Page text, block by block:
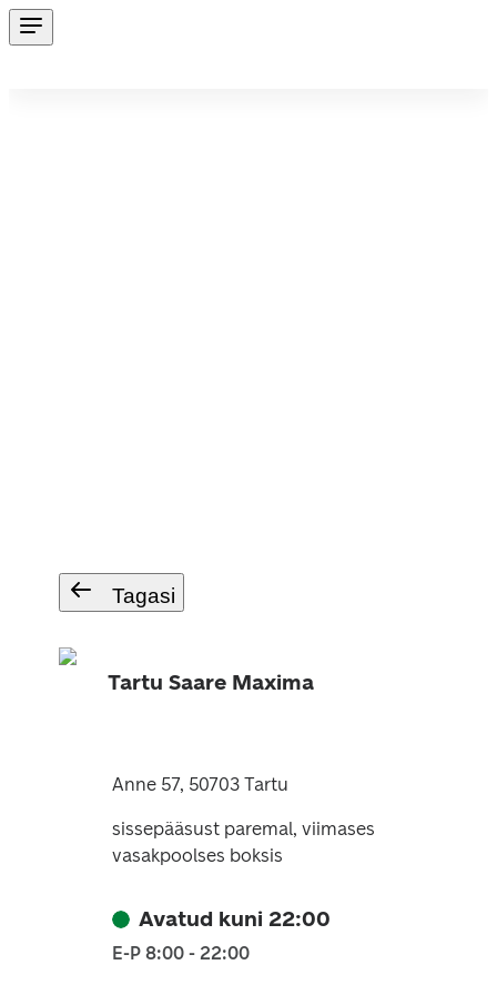
Tagasi
Tartu Saare Maxima
Anne 57, 50703 Tartu
sissepääsust paremal, viimases
vasakpoolses boksis
Avatud kuni 22:00
E-P 8:00 - 22:00